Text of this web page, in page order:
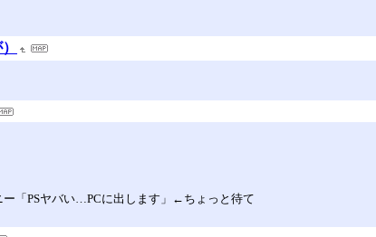
「PSヤバい…PCに出します」←ちょっと待て